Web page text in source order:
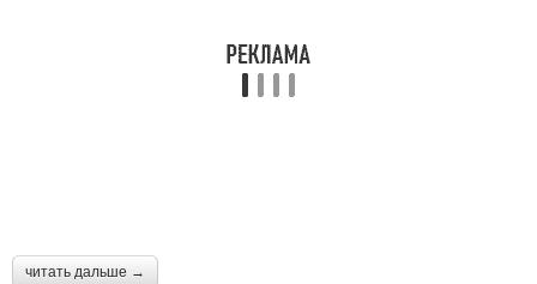
читать дальше →